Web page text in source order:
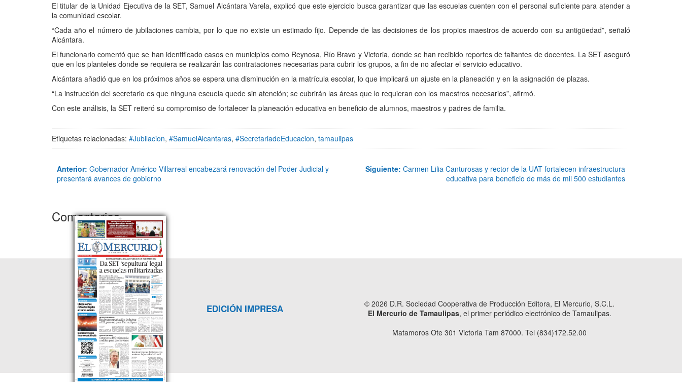
El titular de la Unidad Ejecutiva de la SET, Samuel Alcántara Varela, explicó que este ejercicio busca garantizar que las escuelas cuenten con el personal suficiente para atender a
la comunidad escolar.
“Cada año el número de jubilaciones cambia, por lo que no existe un estimado fijo. Depende de las decisiones de los propios maestros de acuerdo con su antigüedad”, señaló
Alcántara.
El funcionario comentó que se han identificado casos en municipios como Reynosa, Río Bravo y Victoria, donde se han recibido reportes de faltantes de docentes. La SET aseguró
que en los planteles donde se requiera se realizarán las contrataciones necesarias para cubrir los grupos, a fin de no afectar el servicio educativo.
Alcántara añadió que en los próximos años se espera una disminución en la matrícula escolar, lo que implicará un ajuste en la planeación y en la asignación de plazas.
“La instrucción del secretario es que ninguna escuela quede sin atención; se cubrirán las áreas que lo requieran con los maestros necesarios”, afirmó.
Con este análisis, la SET reiteró su compromiso de fortalecer la planeación educativa en beneficio de alumnos, maestros y padres de familia.
Etiquetas relacionadas: #Jubilacion, #SamuelAlcantaras, #SecretariadeEducacion, tamaulipas
Anterior: Gobernador Américo Villarreal encabezará renovación del Poder Judicial y
presentará avances de gobierno
Siguiente: Carmen Lilia Canturosas y rector de la UAT fortalecen infraestructura
educativa para beneficio de más de mil 500 estudiantes
Comentarios
EDICIÓN IMPRESA
© 2026 D.R. Sociedad Cooperativa de Producción Editora, El Mercurio, S.C.L.
El Mercurio de Tamaulipas, el primer periódico electrónico de Tamaulipas.
Matamoros Ote 301 Victoria Tam 87000. Tel (834)172.52.00